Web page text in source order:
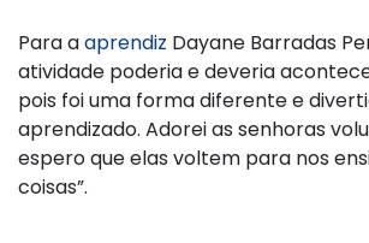
Para aaprendiz Dayane Barradas
atividade poderia e deveria
pois foi uma forma diferente e
aprendizado. Adorei as senhoras
espero que elas voltem para nos
coisas”.